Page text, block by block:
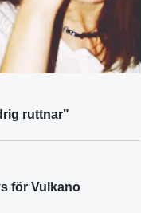
ruttnar"
för Vulkano